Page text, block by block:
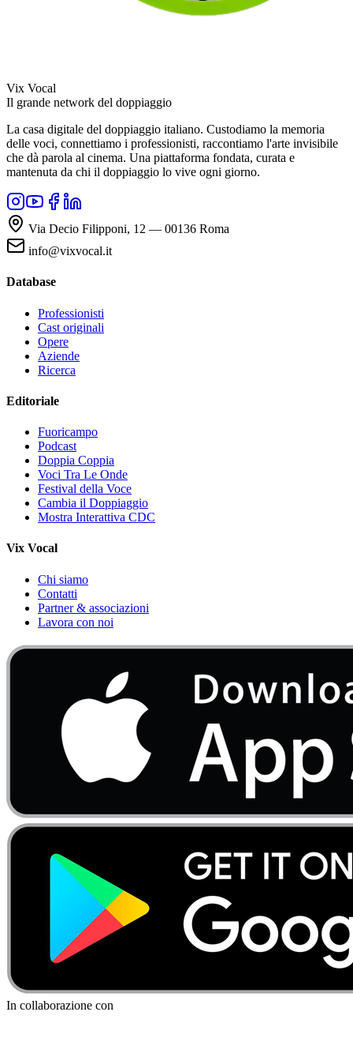
Vix Vocal
Il grande network del doppiaggio
La casa digitale del doppiaggio italiano. Custodiamo la memoria
delle voci, connettiamo i professionisti, raccontiamo l'arte invisibile
che dà parola al cinema. Una piattaforma fondata, curata e
mantenuta da chi il doppiaggio lo vive ogni giorno.
Via Decio Filipponi, 12 — 00136 Roma
info@vixvocal.it
Database
Professionisti
Cast originali
Opere
Aziende
Ricerca
Editoriale
Fuoricampo
Podcast
Doppia Coppia
Voci Tra Le Onde
Festival della Voce
Cambia il Doppiaggio
Mostra Interattiva CDC
Vix Vocal
Chi siamo
Contatti
Partner & associazioni
Lavora con noi
In collaborazione con